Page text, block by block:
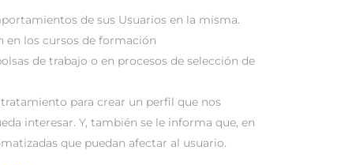
de sus Usuarios en la misma.
los cursos de formación
de trabajo o en procesos de selección de
para crear un perfil que nos
interesar. Y, también se le informa que, en
que puedan afectar al usuario.